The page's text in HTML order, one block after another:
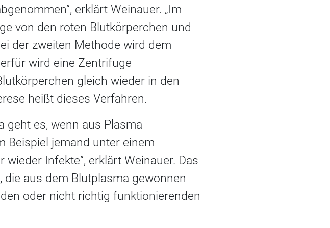
erklärt Weinauer. „Im
von den roten Blutkörperchen und
der zweiten Methode wird dem
wird eine Zentrifuge
gleich wieder in den
heißt dieses Verfahren.
geht es, wenn aus Plasma
Beispiel jemand unter einem
Infekte“, erklärt Weinauer. Das
aus dem Blutplasma gewonnen
oder nicht richtig funktionierenden